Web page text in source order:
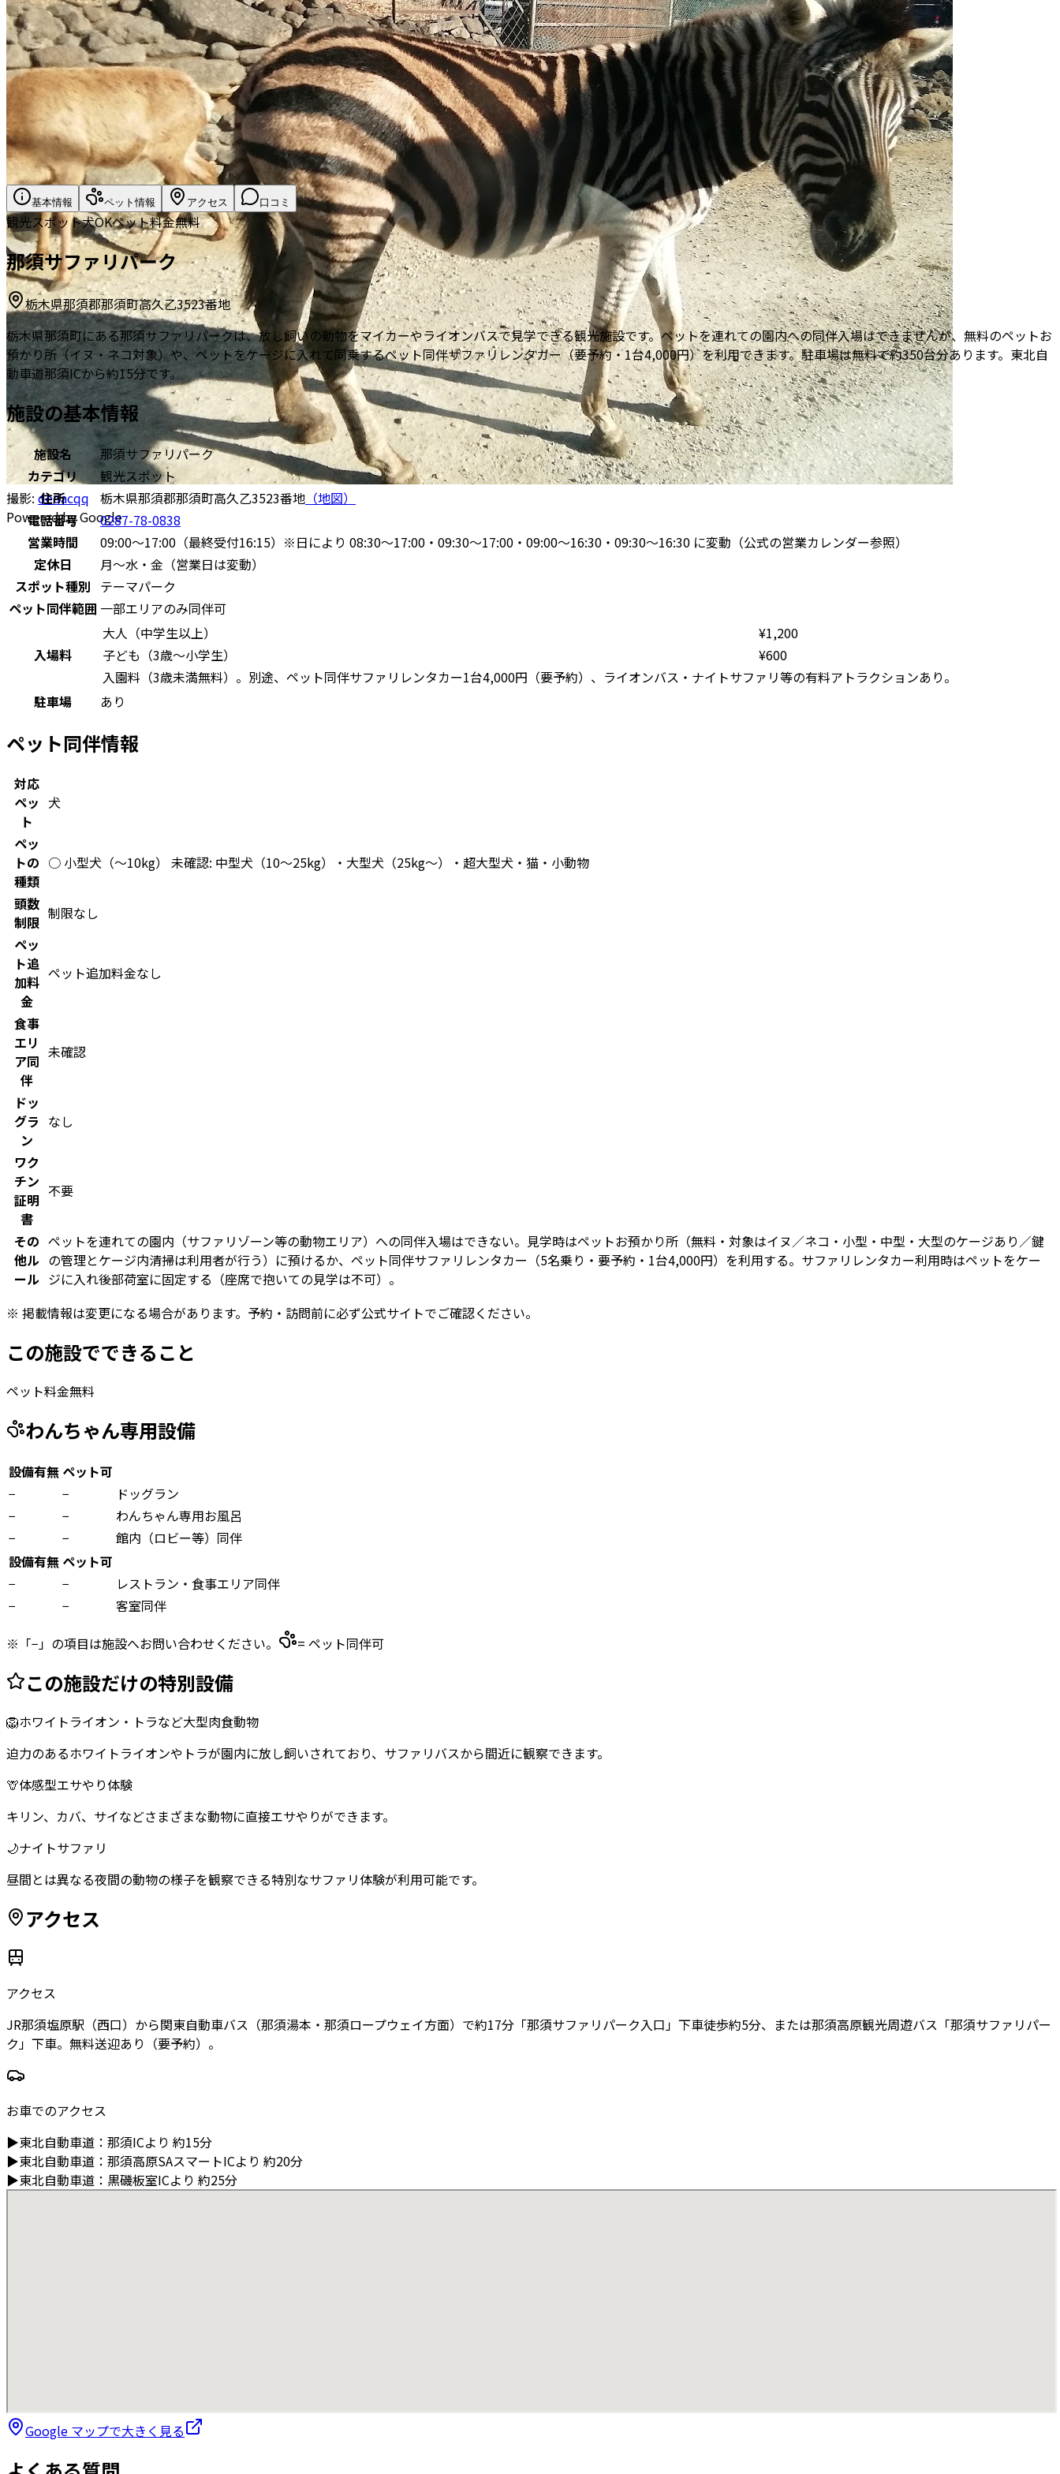
撮影: dedacqq
Powered by Google
基本情報 ペット情報 アクセス 口コミ
観光スポット犬OKペット料金無料
那須サファリパーク
栃木県那須郡那須町高久乙3523番地
栃木県那須町にある那須サファリパークは、放し飼いの動物をマイカーやライオンバスで見学できる観光施設です。ペットを連れての園内への同伴入場はできませんが、無料のペットお
預かり所（イヌ・ネコ対象）や、ペットをケージに入れて同乗するペット同伴サファリレンタカー（要予約・1台4,000円）を利用できます。駐車場は無料で約350台分あります。東北自
動車道那須ICから約15分です。
施設の基本情報
施設名
那須サファリパーク
カテゴリ
観光スポット
住所
栃木県那須郡那須町高久乙3523番地 （地図）
電話番号
0287-78-0838
営業時間
09:00～17:00（最終受付16:15）※日により 08:30～17:00・09:30～17:00・09:00～16:30・09:30～16:30 に変動（公式の営業カレンダー参照）
定休日
月〜水・金（営業日は変動）
スポット種別 テーマパーク
ペット同伴範囲 一部エリアのみ同伴可
入場料
大人（中学生以上） ¥1,200
子ども（3歳〜小学生）
¥600
入園料（3歳未満無料）。別途、ペット同伴サファリレンタカー1台4,000円（要予約）、ライオンバス・ナイトサファリ等の有料アトラクションあり。
駐車場
あり
ペット同伴情報
対応
ペッ
ト
犬
ペッ
トの
種類
○ 小型犬（〜10kg） 未確認: 中型犬（10〜25kg）・大型犬（25kg〜）・超大型犬・猫・小動物
頭数
制限 制限なし
ペッ
ト追
加料
金
ペット追加料金なし
食事
エリ
ア同
伴
未確認
ドッ
グラ
ン
なし
ワク
チン
証明
書
不要
その
他ル
ール
ペットを連れての園内（サファリゾーン等の動物エリア）への同伴入場はできない。見学時はペットお預かり所（無料・対象はイヌ／ネコ・小型・中型・大型のケージあり／鍵
の管理とケージ内清掃は利用者が行う）に預けるか、ペット同伴サファリレンタカー（5名乗り・要予約・1台4,000円）を利用する。サファリレンタカー利用時はペットをケー
ジに入れ後部荷室に固定する（座席で抱いての見学は不可）。
※ 掲載情報は変更になる場合があります。予約・訪問前に必ず公式サイトでご確認ください。
この施設でできること
ペット料金無料
わんちゃん専用設備
設備有無 ペット可
−
−
ドッグラン
−
−
わんちゃん専用お風呂
−
−
館内（ロビー等）同伴
設備有無 ペット可
−
−
レストラン・食事エリア同伴
−
−
客室同伴
※「−」の項目は施設へお問い合わせください。
= ペット同伴可
この施設だけの特別設備
🦁ホワイトライオン・トラなど大型肉食動物
迫力のあるホワイトライオンやトラが園内に放し飼いされており、サファリバスから間近に観察できます。
🦒体感型エサやり体験
キリン、カバ、サイなどさまざまな動物に直接エサやりができます。
🌙ナイトサファリ
昼間とは異なる夜間の動物の様子を観察できる特別なサファリ体験が利用可能です。
アクセス
アクセス
JR那須塩原駅（西口）から関東自動車バス（那須湯本・那須ロープウェイ方面）で約17分「那須サファリパーク入口」下車徒歩約5分、または那須高原観光周遊バス「那須サファリパー
ク」下車。無料送迎あり（要予約）。
お車でのアクセス
▶東北自動車道 ： 那須ICより 約15分
▶東北自動車道 ： 那須高原SAスマートICより 約20分
▶東北自動車道 ： 黒磯板室ICより 約25分
Google マップで大きく見る